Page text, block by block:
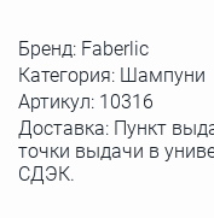
Бренд: Faberlic
Категория: Шампуни
Артикул: 10316
Доставка: Пункт
точки выдачи в
СДЭК.